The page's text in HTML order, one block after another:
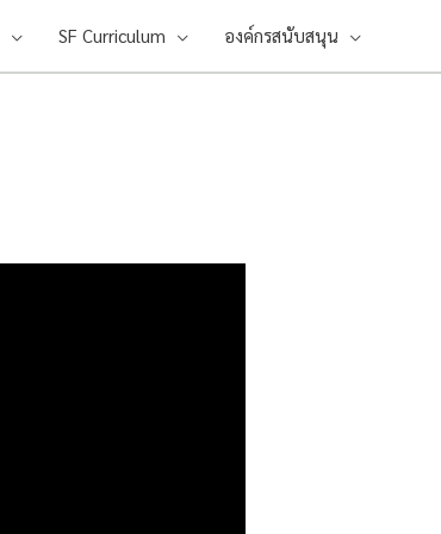
SF Curriculum องค์กรสนับสนุน